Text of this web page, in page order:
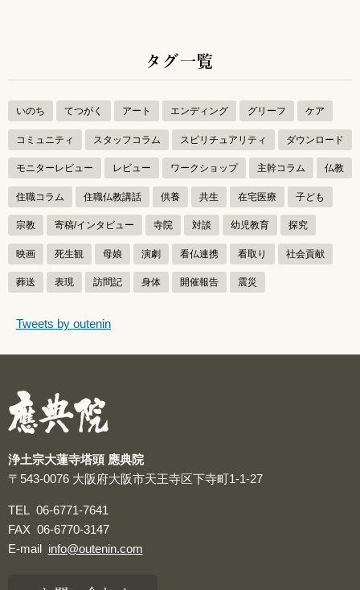
タグ一覧
いのち てつがく アート エンディング グリーフ ケア
コミュニティ スタッフコラム スピリチュアリティ ダウンロード
モニターレビュー レビュー ワークショップ 主幹コラム 仏教
住職コラム 住職仏教講話 供養 共生 在宅医療 子ども
宗教 寄稿/インタビュー 寺院 対談 幼児教育 探究
映画 死生観 母娘 演劇 看仏連携 看取り 社会貢献
葬送 表現 訪問記 身体 開催報告 震災
つぶやき
つぶやきをスキップする
Tweets by outenin
浄土宗大蓮寺塔頭 應典院
〒543-0076 大阪府大阪市天王寺区下寺町1-1-27
TEL 06-6771-7641
FAX 06-6770-3147
E-mail info@outenin.com